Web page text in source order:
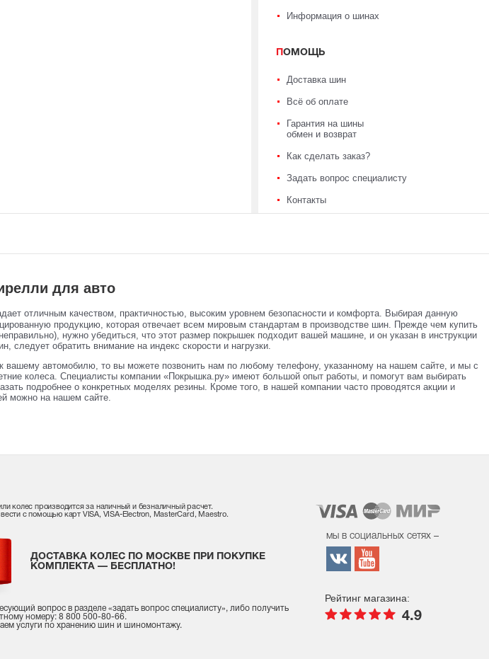
Информация о шинах
ПОМОЩЬ
Доставка шин
Всё об оплате
Гарантия на шины
обмен и возврат
Как сделать заказ?
Задать вопрос специалисту
Контакты
для авто
отличным качеством, практичностью, высоким уровнем безопасности и комфорта. Выбирая данную
продукцию, которая отвечает всем мировым стандартам в производстве шин. Прежде чем купить
нужно убедиться, что этот размер покрышек подходит вашей машине, и он указан в инструкции
следует обратить внимание на индекс скорости и нагрузки.
вашему автомобилю, то вы можете позвонить нам по любому телефону, указанному на нашем сайте, и мы с
колеса. Специалисты компании «Покрышка.ру» имеют большой опыт работы, и помогут вам выбирать
подробнее о конкретных моделях резины. Кроме того, в нашей компании часто проводятся акции и
можно на нашем сайте.
колес производится за наличный и безналичный расчет.
с помощью карт VISA, VISA-Electron, MasterCard, Maestro.
ДОСТАВКА КОЛЕС ПО МОСКВЕ ПРИ ПОКУПКЕ
КОМПЛЕКТА — БЕСПЛАТНО!
вопрос в разделе «задать вопрос специалисту», либо получить
номеру: 8 800 500-80-66.
услуги по хранению шин и шиномонтажу.
мы в социальных сетях –
Рейтинг магазина:
4.9